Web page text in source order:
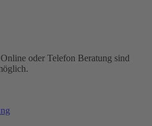
oder Telefon Beratung sind